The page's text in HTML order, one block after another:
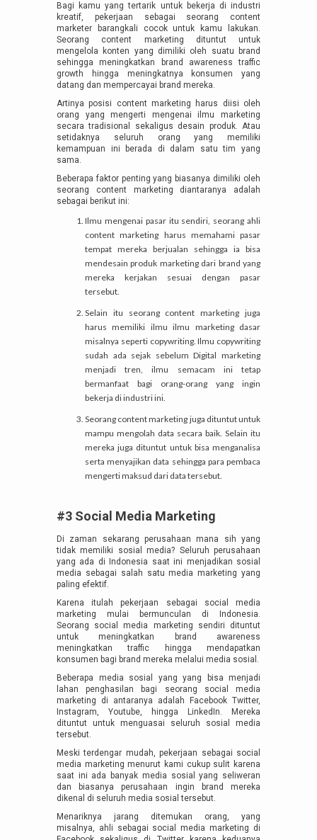
Bagi kamu yang tertarik untuk bekerja di industri
kreatif, pekerjaan sebagai seorang content
marketer barangkali cocok untuk kamu lakukan.
Seorang content marketing dituntut untuk
mengelola konten yang dimiliki oleh suatu brand
sehingga meningkatkan brand awareness traffic
growth hingga meningkatnya konsumen yang
datang dan mempercayai brand mereka.
Artinya posisi content marketing harus diisi oleh
orang yang mengerti mengenai ilmu marketing
secara tradisional sekaligus desain produk. Atau
setidaknya seluruh orang yang memiliki
kemampuan ini berada di dalam satu tim yang
sama.
Beberapa faktor penting yang biasanya dimiliki oleh
seorang content marketing diantaranya adalah
sebagai berikut ini:
Ilmu mengenai pasar itu sendiri, seorang ahli
content marketing harus memahami pasar
tempat mereka berjualan sehingga ia bisa
mendesain produk marketing dari brand yang
mereka kerjakan sesuai dengan pasar
tersebut.
Selain itu seorang content marketing juga
harus memiliki ilmu ilmu marketing dasar
misalnya seperti copywriting. Ilmu copywriting
sudah ada sejak sebelum Digital marketing
menjadi tren, ilmu semacam ini tetap
bermanfaat bagi orang-orang yang ingin
bekerja di industri ini.
Seorang content marketing juga dituntut untuk
mampu mengolah data secara baik. Selain itu
mereka juga dituntut untuk bisa menganalisa
serta menyajikan data sehingga para pembaca
mengerti maksud dari data tersebut.
#3 Social Media Marketing
Di zaman sekarang perusahaan mana sih yang
tidak memiliki sosial media? Seluruh perusahaan
yang ada di Indonesia saat ini menjadikan sosial
media sebagai salah satu media marketing yang
paling efektif.
Karena itulah pekerjaan sebagai social media
marketing mulai bermunculan di Indonesia.
Seorang social media marketing sendiri dituntut
untuk meningkatkan brand awareness
meningkatkan traffic hingga mendapatkan
konsumen bagi brand mereka melalui media sosial.
Beberapa media sosial yang yang bisa menjadi
lahan penghasilan bagi seorang social media
marketing di antaranya adalah Facebook Twitter,
Instagram, Youtube, hingga LinkedIn. Mereka
dituntut untuk menguasai seluruh sosial media
tersebut.
Meski terdengar mudah, pekerjaan sebagai social
media marketing menurut kami cukup sulit karena
saat ini ada banyak media sosial yang seliweran
dan biasanya perusahaan ingin brand mereka
dikenal di seluruh media sosial tersebut.
Menariknya jarang ditemukan orang, yang
misalnya, ahli sebagai social media marketing di